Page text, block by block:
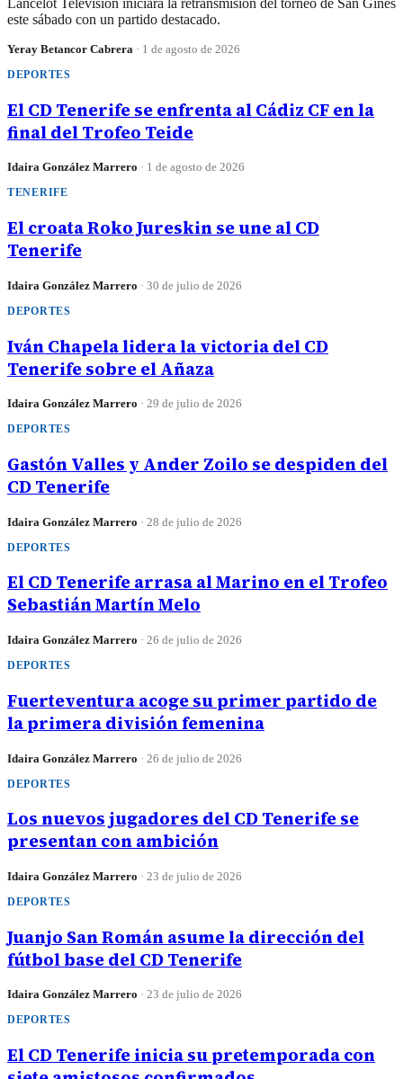
Lancelot Televisión iniciará la retransmisión del torneo de San Ginés
este sábado con un partido destacado.
Yeray Betancor Cabrera · 1 de agosto de 2026
DEPORTES
El CD Tenerife se enfrenta al Cádiz CF en la
final del Trofeo Teide
Idaira González Marrero · 1 de agosto de 2026
TENERIFE
El croata Roko Jureskin se une al CD
Tenerife
Idaira González Marrero · 30 de julio de 2026
DEPORTES
Iván Chapela lidera la victoria del CD
Tenerife sobre el Añaza
Idaira González Marrero · 29 de julio de 2026
DEPORTES
Gastón Valles y Ander Zoilo se despiden del
CD Tenerife
Idaira González Marrero · 28 de julio de 2026
DEPORTES
El CD Tenerife arrasa al Marino en el Trofeo
Sebastián Martín Melo
Idaira González Marrero · 26 de julio de 2026
DEPORTES
Fuerteventura acoge su primer partido de
la primera división femenina
Idaira González Marrero · 26 de julio de 2026
DEPORTES
Los nuevos jugadores del CD Tenerife se
presentan con ambición
Idaira González Marrero · 23 de julio de 2026
DEPORTES
Juanjo San Román asume la dirección del
fútbol base del CD Tenerife
Idaira González Marrero · 23 de julio de 2026
DEPORTES
El CD Tenerife inicia su pretemporada con